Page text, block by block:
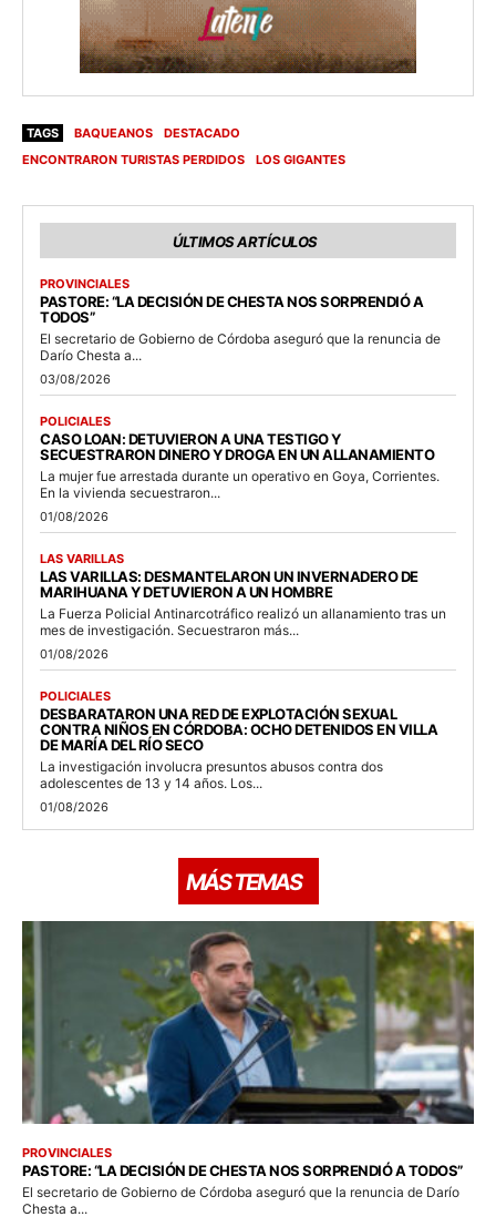
TAGS BAQUEANOS
DESTACADO
ENCONTRARON TURISTAS PERDIDOS
LOS GIGANTES
ÚLTIMOS ARTÍCULOS
PROVINCIALES
PASTORE: “LA DECISIÓN DE CHESTA NOS SORPRENDIÓ A
TODOS”
El secretario de Gobierno de Córdoba aseguró que la renuncia de
Darío Chesta a...
03/08/2026
POLICIALES
CASO LOAN: DETUVIERON A UNA TESTIGO Y
SECUESTRARON DINERO Y DROGA EN UN ALLANAMIENTO
La mujer fue arrestada durante un operativo en Goya, Corrientes.
En la vivienda secuestraron...
01/08/2026
LAS VARILLAS
LAS VARILLAS: DESMANTELARON UN INVERNADERO DE
MARIHUANA Y DETUVIERON A UN HOMBRE
La Fuerza Policial Antinarcotráfico realizó un allanamiento tras un
mes de investigación. Secuestraron más...
01/08/2026
POLICIALES
DESBARATARON UNA RED DE EXPLOTACIÓN SEXUAL
CONTRA NIÑOS EN CÓRDOBA: OCHO DETENIDOS EN VILLA
DE MARÍA DEL RÍO SECO
La investigación involucra presuntos abusos contra dos
adolescentes de 13 y 14 años. Los...
01/08/2026
MÁS TEMAS
PROVINCIALES
PASTORE: “LA DECISIÓN DE CHESTA NOS SORPRENDIÓ A TODOS”
El secretario de Gobierno de Córdoba aseguró que la renuncia de Darío
Chesta a...